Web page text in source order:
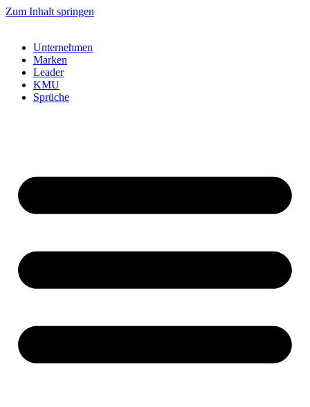
Zum Inhalt springen
Unternehmen
Marken
Leader
KMU
Sprüche